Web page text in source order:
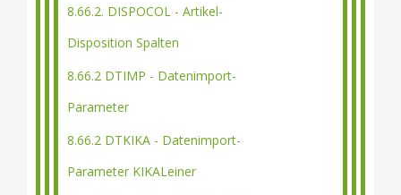
8.66.2. DISPOCOL - Artikel-
Disposition Spalten
8.66.2 DTIMP - Datenimport-
Parameter
8.66.2 DTKIKA - Datenimport-
Parameter KIKALeiner